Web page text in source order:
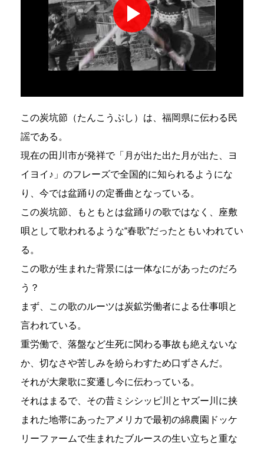
この炭坑節（たんこうぶし）は、福岡県に伝わる民
謡である。
現在の田川市が発祥で「月が出た出た月が出た、ヨ
イヨイ♪」のフレーズで全国的に知られるようにな
り、今では盆踊りの定番曲となっている。
この炭坑節、もともとは盆踊りの歌ではなく、座敷
唄として歌われるような“春歌”だったともいわれてい
る。
この歌が生まれた背景には一体なにがあったのだろ
う？
まず、この歌のルーツは炭鉱労働者による仕事唄と
言われている。
重労働で、落盤など生死に関わる事故も絶えないな
か、切なさや苦しみを紛らわすため口ずさんだ。
それが大衆歌に変遷し今に伝わっている。
それはまるで、その昔ミシシッピ川とヤズー川に挟
まれた地帯にあったアメリカで最初の綿農園ドッケ
リーファームで生まれたブルースの生い立ちと重な